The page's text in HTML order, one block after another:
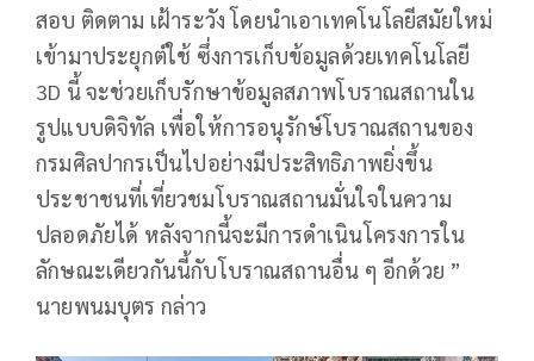
สอบ ติดตาม เฝ้าระวัง โดยนําเอาเทคโนโลยีสมัยใหม่
เข้ามาประยุกต์ใช้ ซึ่งการเก็บข้อมูลด้วยเทคโนโลยี
3D นี้ จะช่วยเก็บรักษาข้อมูลสภาพโบราณสถานใน
รูปแบบดิจิทัล เพื่อให้การอนุรักษ์โบราณสถานของ
กรมศิลปากรเป็นไปอย่างมีประสิทธิภาพยิ่งขึ้น
ประชาชนที่เที่ยวชมโบราณสถานมั่นใจในความ
ปลอดภัยได้ หลังจากนี้จะมีการดำเนินโครงการใน
ลักษณะเดียวกันนี้กับโบราณสถานอื่น ๆ อีกด้วย ”
นายพนมบุตร กล่าว